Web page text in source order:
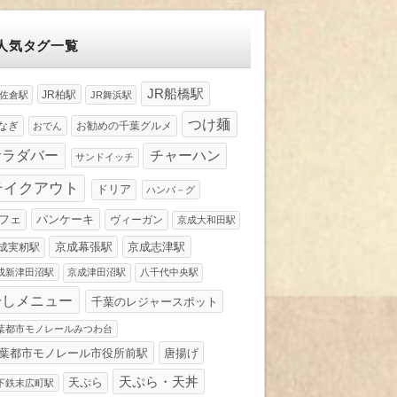
気タグ一覧
倉駅 JR柏駅 JR舞浜駅 JR船橋駅
ぎ おでん お勧めの千葉グルメ つけ麺
ダバー サンドイッチ チャーハン
クアウト ドリア ハンバ－グ
ェ パンケーキ ヴィーガン 京成大和田駅
実籾駅 京成幕張駅 京成志津駅
新津田沼駅 京成津田沼駅 八千代中央駅
メニュー 千葉のレジャースポット
都市モノレールみつわ台
都市モノレール市役所前駅 唐揚げ
鉄末広町駅 天ぷら 天ぷら・天丼